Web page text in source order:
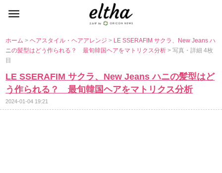
ホーム>ヘアスタイル・ヘアアレンジ> LE SSERAFIM サクラ、New Jeans ハ
ニの髪型はどう作られる？ 最旬韓国ヘアをマトリクス分析> 写真・詳細 4枚
目
LE SSERAFIM サクラ、New Jeans ハニの髪型はど
う作られる？ 最旬韓国ヘアをマトリクス分析
2024-01-04 19:21